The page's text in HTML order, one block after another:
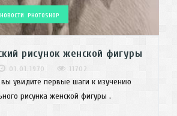
НОВОСТИ PHOTOSHOP
рисунок женской фигуры
01.01.1970 11702
увидите первые шаги к изучению
рисунка женской фигуры .